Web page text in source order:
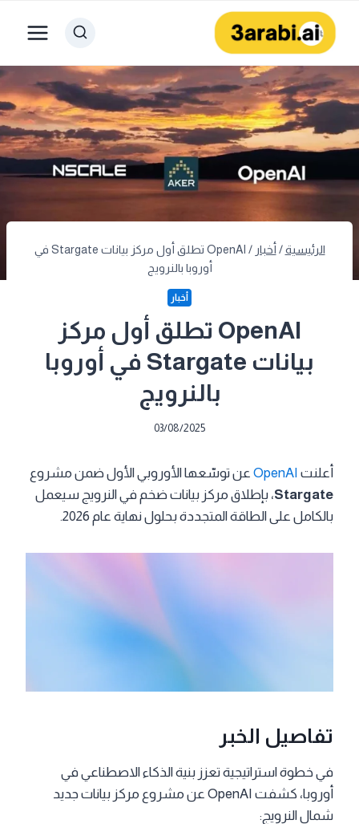
المحتوى
الرئيسية / أخبار /
OpenAI تطلق أول مركز بيانات Stargate في
أوروبا بالنرويج
أخبار
OpenAI تطلق أول مركز
بيانات Stargate في أوروبا
بالنرويج
03/08/2025
أعلنت OpenAI عن توسّعها الأوروبي الأول ضمن مشروع
Stargate، بإطلاق مركز بيانات ضخم في النرويج سيعمل
بالكامل على الطاقة المتجددة بحلول نهاية عام 2026.
تفاصيل الخبر
في خطوة استراتيجية تعزز بنية الذكاء الاصطناعي في
أوروبا، كشفت OpenAI عن مشروع مركز بيانات جديد
شمال النرويج: